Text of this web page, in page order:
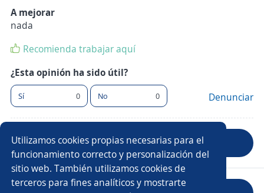
Utilizamos cookies propias necesarias para el
funcionamiento correcto y personalización del
sitio web. También utilizamos cookies de
terceros para fines analíticos y mostrarte
A mejorar
nada
Recomienda trabajar aquí
¿Esta opinión ha sido útil?
Sí 0 No 0 Denunciar
Anterior Siguiente